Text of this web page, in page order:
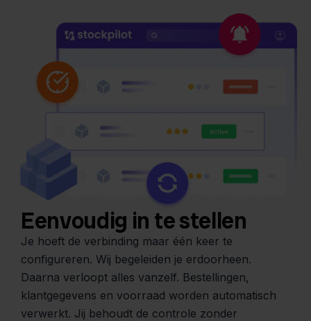
Eenvoudig in te stellen
Je hoeft de verbinding maar één keer te
configureren. Wij begeleiden je erdoorheen.
Daarna verloopt alles vanzelf. Bestellingen,
klantgegevens en voorraad worden automatisch
verwerkt. Jij behoudt de controle zonder